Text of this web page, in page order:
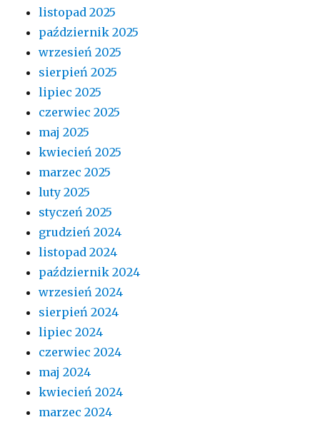
listopad 2025
październik 2025
wrzesień 2025
sierpień 2025
lipiec 2025
czerwiec 2025
maj 2025
kwiecień 2025
marzec 2025
luty 2025
styczeń 2025
grudzień 2024
listopad 2024
październik 2024
wrzesień 2024
sierpień 2024
lipiec 2024
czerwiec 2024
maj 2024
kwiecień 2024
marzec 2024